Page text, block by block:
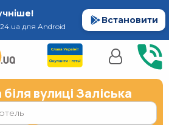
для Android
Встановити
вулиці Заліська